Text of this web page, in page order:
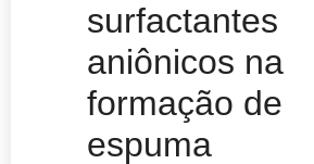
surfactantes
aniônicos na
formação de
espuma